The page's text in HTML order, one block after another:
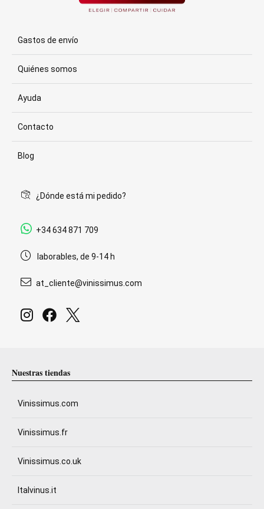
Gastos de envío
Quiénes somos
Ayuda
Contacto
Blog
¿Dónde está mi pedido?
+34 634 871 709
laborables, de 9-14 h
at_cliente@vinissimus.com
Nuestras tiendas
Vinissimus.com
Vinissimus.fr
Vinissimus.co.uk
Italvinus.it